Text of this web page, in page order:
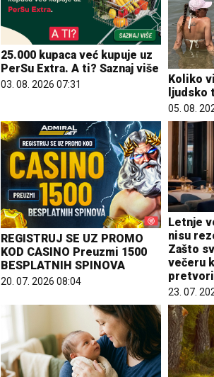
25.000 kupaca već kupuje uz
PerSu Extra. A ti? Saznaj više
03. 08. 2026 07:31
Koliko
ljudsko
05. 08.
REGISTRUJ SE UZ PROMO
KOD CASINO Preuzmi 1500
BESPLATNIH SPINOVA
20. 07. 2026 08:04
Letnje
nisu
Zašto
večeru
pretvori
23. 07.